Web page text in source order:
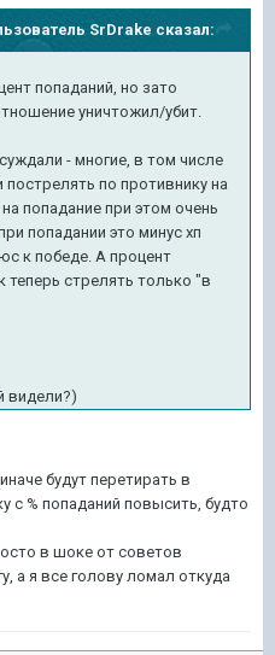
SrDrake сказал:
попаданий, но зато
уничтожил/убит.
- многие, в том числе
по противнику на
попадание при этом очень
попадании это минус хп
к победе. А процент
теперь стрелять только "в
видели?)
будут перетирать в
с % попаданий повысить, будто
в шоке от советов
а я все голову ломал откуда